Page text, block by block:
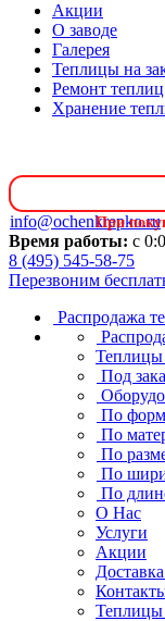
Акции
О заводе
Галерея
Теплицы на
Ремонт теплиц
Хранение
При
info@ochenkrepko.ru
Время работы: с
8 (495) 545-58-75
Перезвоним
Распродажа
Теплицы
Под
По
По
По
По
По
О Нас
Услуги
Акции
Теплицы